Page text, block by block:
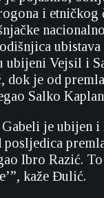
i etničkog
ubistava
ubijeni Vejsil i
dok je od
Salko
Gabeli je ubijen i
posljedica
Ibro Razić.
kaže Đulić.